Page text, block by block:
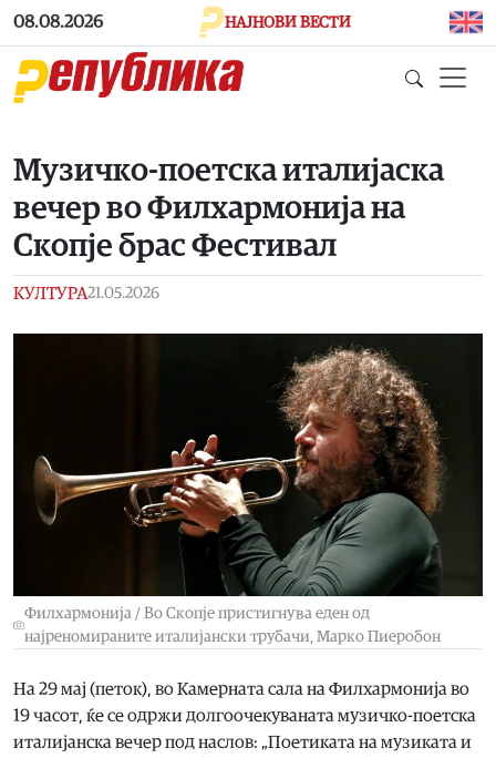
Skip to main content
08.08.2026 НАЈНОВИ ВЕСТИ
Музичко-поетска италијаска
вечер во Филхармонија на
Скопје брас Фестивал
КУЛТУРА21.05.2026
Филхармонија / Во Скопје пристигнува еден од
најреномираните италијански трубачи, Марко Пиеробон
На 29 мај (петок), во Камерната сала на Филхармонија во
19 часот, ќе се одржи долгоочекуваната музичко-поетска
италијанска вечер под наслов: „Поетиката на музиката и